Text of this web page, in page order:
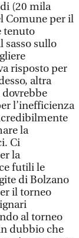
(20 mila
Comune per il
tenuto
sasso sullo
risposto per
altra
dovrebbe
l’inefficienza
la
Ci
la
futili le
di Bolzano
il torneo
al torneo
dubbio che